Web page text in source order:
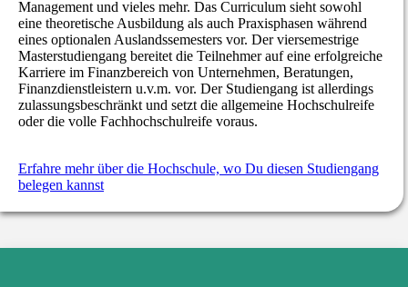
Management und vieles mehr. Das Curriculum sieht sowohl
eine theoretische Ausbildung als auch Praxisphasen während
eines optionalen Auslandssemesters vor. Der viersemestrige
Masterstudiengang bereitet die Teilnehmer auf eine erfolgreiche
Karriere im Finanzbereich von Unternehmen, Beratungen,
Finanzdienstleistern u.v.m. vor. Der Studiengang ist allerdings
zulassungsbeschränkt und setzt die allgemeine Hochschulreife
oder die volle Fachhochschulreife voraus.
Erfahre mehr über die Hochschule, wo Du diesen Studiengang
belegen kannst